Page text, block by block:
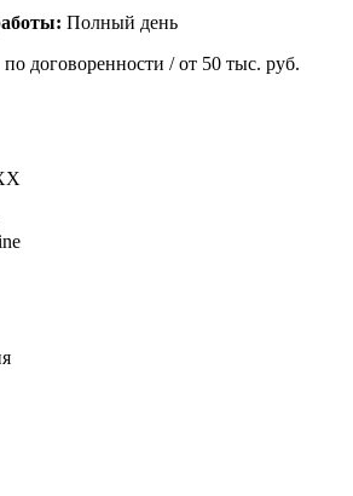
Полный день
по договоренности / от 50 тыс. руб.